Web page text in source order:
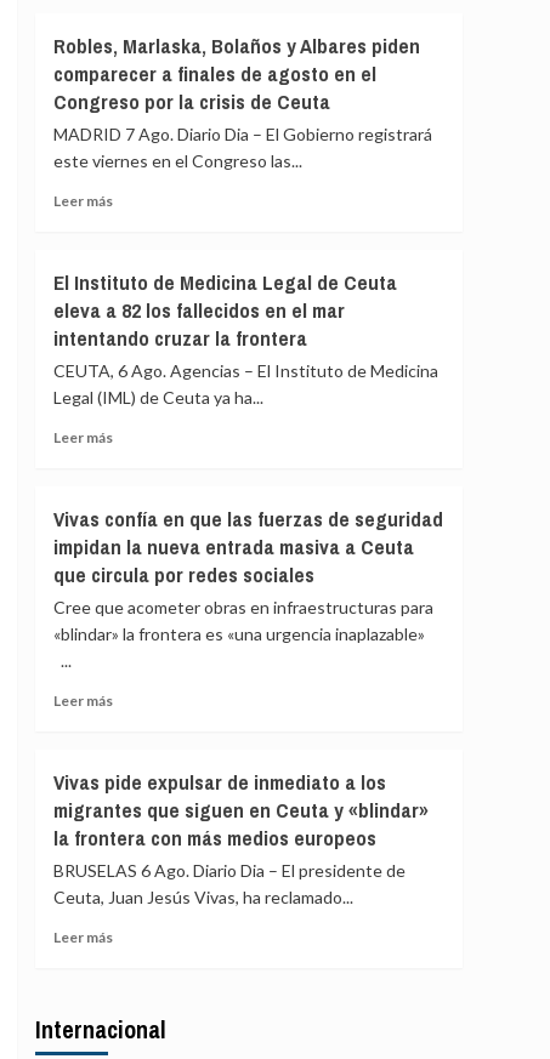
y
pide
menores
sean
a
una
de
las
redes
de
droga
en
España
78
detenidos
Robles, Marlaska, Bolaños y Albares piden
comparecer a finales de agosto en el
Congreso por la crisis de Ceuta
MADRID 7 Ago. Diario Dia – El Gobierno registrará
este viernes en el Congreso las...
Leer másLeer
Marlaska,
Bolaños
y
piden
comparecer
en
el
Congreso
la
crisis
El Instituto de Medicina Legal de Ceuta
eleva a 82 los fallecidos en el mar
intentando cruzar la frontera
CEUTA, 6 Ago. Agencias – El Instituto de Medicina
Legal (IML) de Ceuta ya ha...
Leer másLeer
Instituto
de
Medicina
de
Ceuta
82
en
el
intentando
cruzar
la
Vivas confía en que las fuerzas de seguridad
impidan la nueva entrada masiva a Ceuta
que circula por redes sociales
Cree que acometer obras en infraestructuras para
«blindar» la frontera es «una urgencia inaplazable»
...
Leer másLeer
confía
en
que
fuerzas
de
entrada
masiva
Vivas pide expulsar de inmediato a los
migrantes que siguen en Ceuta y «blindar»
la frontera con más medios europeos
BRUSELAS 6 Ago. Diario Dia – El presidente de
Ceuta, Juan Jesús Vivas, ha reclamado...
Leer másLeer
pide
Internacional